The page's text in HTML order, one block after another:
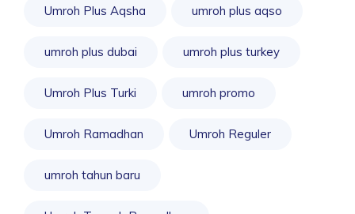
Umroh Plus Aqsha umroh plus aqso
umroh plus dubai umroh plus turkey
Umroh Plus Turki umroh promo
Umroh Ramadhan Umroh Reguler
umroh tahun baru